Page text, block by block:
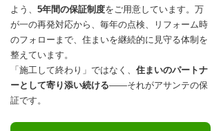
よう、 5年間の保証制度をご用意しています。万
が一の再発対応から、毎年の点検、リフォーム時
のフォローまで、住まいを継続的に見守る体制を
整えています。
「施工して終わり」ではなく、 住まいのパートナ
ーとして寄り添い続ける――それがアサンテの保
証です。